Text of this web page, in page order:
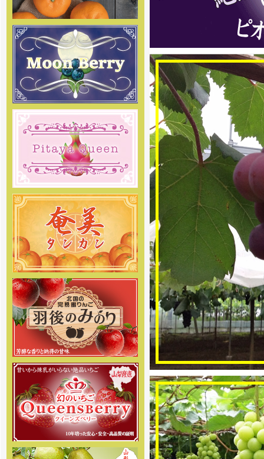
[2019年12月27日]
12月28日～1月5日を冬季休暇と
させて頂きます。 何卒ご理解の
程、お願い申し上げます。
[2019年8月9日]
8月10日～8月15日を夏季休暇と
させて頂きます。 何卒ご理解の
程、お願い申し上げます。
[2018年12月27日]
12月29日～1月6日を冬季休暇と
させて頂きます。 何卒ご理解の
程、お願い申し上げます。
[2018年10月30日 ]
姉妹店-無農薬 いちご専門通販の
予約販売をスタートしました！8種
類のクイーンズベリー最高級 無農
薬 いちごを詰合せを山梨産地直送
でご家庭へお届け致します。
[2018年10月22日 ]
姉妹店-りんご専門通販、2018
年度の出荷をスタートしました！
絶品りんごを産地直送でご家庭へ
お届け致します。
[2018年10月19日 ]
姉妹店-2018年度ラ・フランス
専門通販の予約販売をスタートし
ました。商品の発送は11月中旬頃
からを予定しております。お楽し
[2018年5月31日 ]
姉妹店-2018年度桃専門通販の
予約販売をスタートしました。商
品の発送は6月下旬頃からを予定し
ております。味重視の、泡のある
桃を産地直送でご家庭へお届け致
します。
[2018年4月6日]